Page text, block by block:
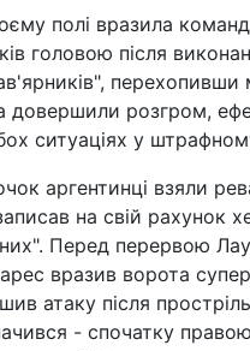
полі вразила
головою після
довершили розгром,
ситуаціях у
аргентинці взяли
на свій рахунок
Перед перервою
вразив ворота
атаку після
- спочатку